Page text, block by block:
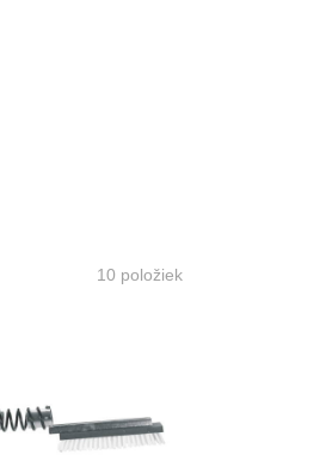
10 položiek